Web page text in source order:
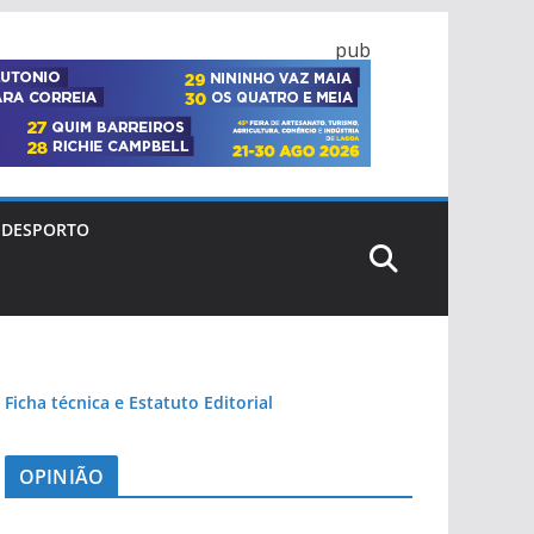
pub
DESPORTO
Ficha técnica e Estatuto Editorial
OPINIÃO